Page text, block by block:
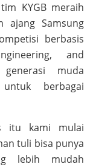
KYGB meraih
ajang Samsung
berbasis
and
muda
berbagai
itu kami mulai
tuli bisa punya
lebih mudah